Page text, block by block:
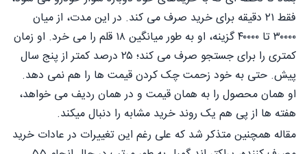
فقط ۲۱ دقیقه برای خرید صرف می کند. در این مدت، از میان
۳۰۰۰۰ تا ۴۰۰۰۰ گزینه، او به طور میانگین ۱۸ قلم را می خرد. او زمان
کمتری را برای جستجو صرف می کند؛ ۲۵ درصد کمتر از پنج سال
پیش. حتی به خود زحمت چک کردن قیمت ها را هم نمی دهد.
او همان محصول را به همان قیمت و در همان ردیف می خواهد،
هفته ها از پی هم یک روند خرید مشابه را دنبال میکند.
مقاله همچنین متذکر شد که علی رغم این تغییرات در عادات خرید